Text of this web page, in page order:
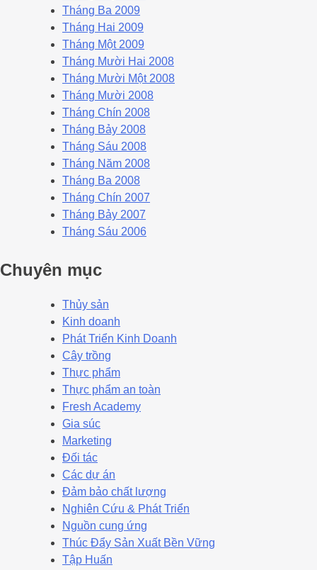
Tháng Ba 2009
Tháng Hai 2009
Tháng Một 2009
Tháng Mười Hai 2008
Tháng Mười Một 2008
Tháng Mười 2008
Tháng Chín 2008
Tháng Bảy 2008
Tháng Sáu 2008
Tháng Năm 2008
Tháng Ba 2008
Tháng Chín 2007
Tháng Bảy 2007
Tháng Sáu 2006
Chuyên mục
Thủy sản
Kinh doanh
Phát Triển Kinh Doanh
Cây trồng
Thực phẩm
Thực phẩm an toàn
Fresh Academy
Gia súc
Marketing
Đối tác
Các dự án
Đảm bảo chất lượng
Nghiên Cứu & Phát Triển
Nguồn cung ứng
Thúc Đẩy Sản Xuất Bền Vững
Tập Huấn